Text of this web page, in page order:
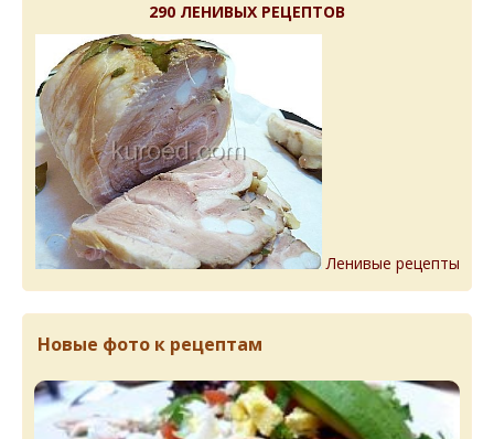
290 ЛЕНИВЫХ РЕЦЕПТОВ
Ленивые рецепты
Новые фото к рецептам